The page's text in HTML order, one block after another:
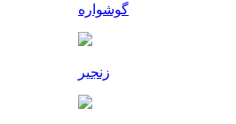
گوشواره
زنجیر